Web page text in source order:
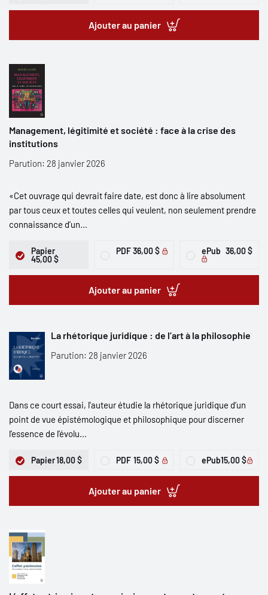
Ajouter au panier
Management, légitimité et société : face à la crise des
institutions
Parution: 28 janvier 2026
«Cet ouvrage qui devrait faire date, est donc à lire absolument
par tous ceux et toutes celles qui veulent, non seulement prendre
connaissance d’un...
Papier
45,00 $
PDF 36,00 $ ePub 36,00 $
Ajouter au panier
La rhétorique juridique : de l’art à la philosophie
Parution: 28 janvier 2026
Dans ce court essai, l'auteur étudie la rhétorique juridique d’un
point de vue épistémologique et philosophique pour discerner
l’essence de l’évolu...
Papier18,00 $ PDF 15,00 $ ePub15,00 $
Ajouter au panier